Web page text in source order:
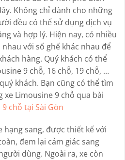
Không chỉ dành cho những
đều có thể sử dụng dịch vụ
và hợp lý. Hiện nay, có nhiều
với số ghế khác nhau để
hàng. Quý khách có thể
9 chỗ, 16 chỗ, 19 chỗ, …
khách. Bạn cũng có thể tìm
xe Limousine 9 chỗ qua bài
chỗ tại Sài Gòn
hạng sang, được thiết kế với
đem lại cảm giác sang
dùng. Ngoài ra, xe còn